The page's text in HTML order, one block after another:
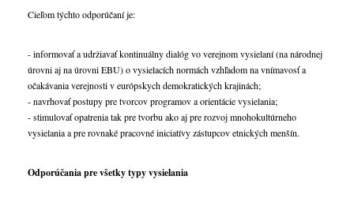
Cieľom týchto odporúčaní je:
- informovať a udržiavať kontinuálny dialóg vo verejnom vysielaní (na národnej
úrovni aj na úrovni EBU) o vysielacích normách vzhľadom na vnímavosť a
očakávania verejnosti v európskych demokratických krajinách;
- navrhovať postupy pre tvorcov programov a orientácie vysielania;
- stimulovať opatrenia tak pre tvorbu ako aj pre rozvoj mnohokultúrneho
vysielania a pre rovnaké pracovné iniciatívy zástupcov etnických menšín.
Odporúčania pre všetky typy vysielania